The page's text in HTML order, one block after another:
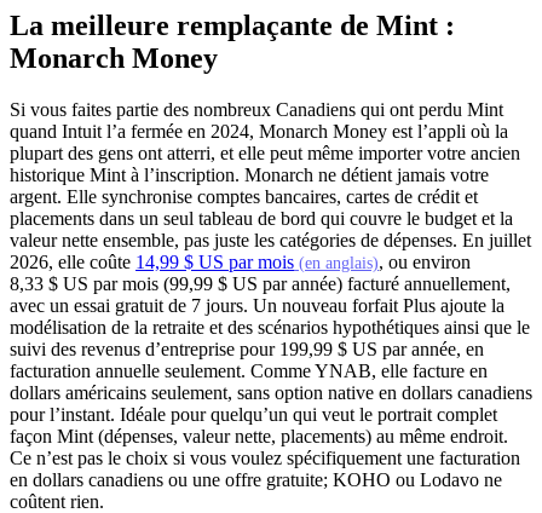
La meilleure remplaçante de Mint :
Monarch Money
Si vous faites partie des nombreux Canadiens qui ont perdu Mint
quand Intuit l’a fermée en 2024, Monarch Money est l’appli où la
plupart des gens ont atterri, et elle peut même importer votre ancien
historique Mint à l’inscription. Monarch ne détient jamais votre
argent. Elle synchronise comptes bancaires, cartes de crédit et
placements dans un seul tableau de bord qui couvre le budget et la
valeur nette ensemble, pas juste les catégories de dépenses. En juillet
2026, elle coûte 14,99 $ US par mois (en anglais) (s'ouvre dans un
, ou environ
8,33 $ US par mois (99,99 $ US par année) facturé annuellement,
avec un essai gratuit de 7 jours. Un nouveau forfait Plus ajoute la
modélisation de la retraite et des scénarios hypothétiques ainsi que le
suivi des revenus d’entreprise pour 199,99 $ US par année, en
facturation annuelle seulement. Comme YNAB, elle facture en
dollars américains seulement, sans option native en dollars canadiens
pour l’instant. Idéale pour quelqu’un qui veut le portrait complet
façon Mint (dépenses, valeur nette, placements) au même endroit.
Ce n’est pas le choix si vous voulez spécifiquement une facturation
en dollars canadiens ou une offre gratuite; KOHO ou Lodavo ne
coûtent rien.